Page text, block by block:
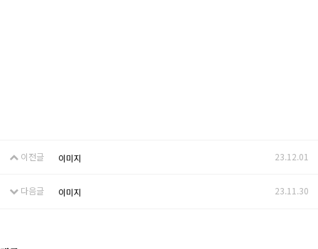
이전글 이미지 23.12.01
다음글 이미지 23.11.30